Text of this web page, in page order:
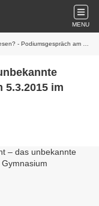
MENU
5.3.2015 im Gymnasium Veitshöchheim
5.3.2015 im